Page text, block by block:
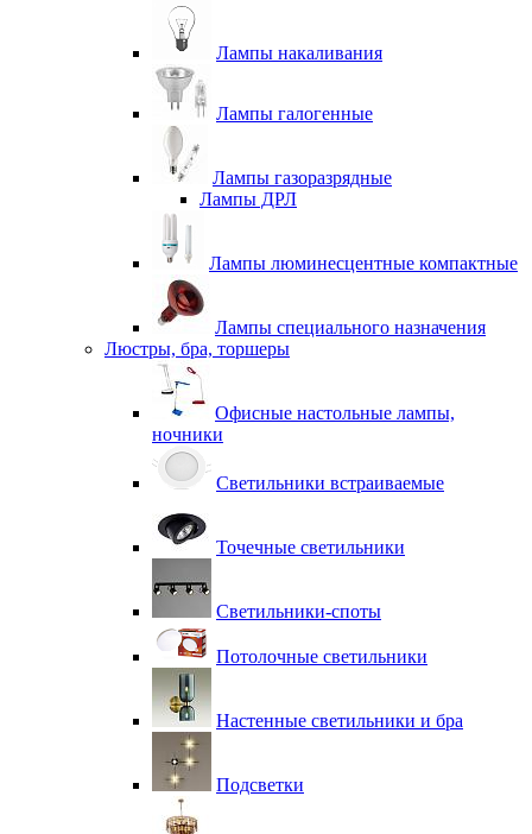
Лампы накаливания
Лампы галогенные
Лампы газоразрядные
Лампы ДРЛ
Лампы люминесцентные компактные
Лампы специального назначения
Люстры, бра, торшеры
Офисные настольные лампы,
ночники
Светильники встраиваемые
Точечные светильники
Светильники-споты
Потолочные светильники
Настенные светильники и бра
Подсветки